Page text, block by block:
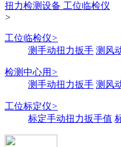
扭力检测设备 工位临检仪
>
工位临检仪>
测手动扭力扳手 测风
检测中心用 >
测手动扭力扳手 测风
工位标定仪>
标定手动扭力扳手值